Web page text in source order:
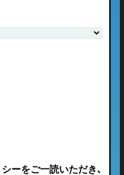
ーをご一読いただき､